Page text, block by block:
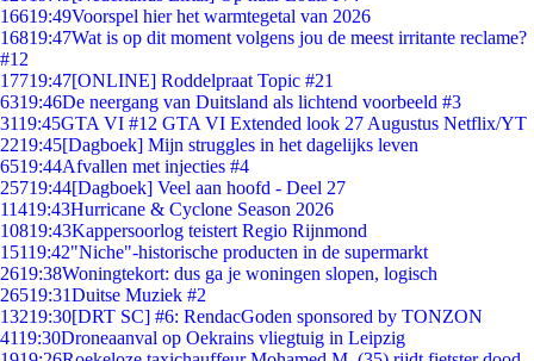
16619:49Voorspel hier het warmtegetal van 2026
16819:47Wat is op dit moment volgens jou de meest irritante reclame?
#12
17719:47[ONLINE] Roddelpraat Topic #21
6319:46De neergang van Duitsland als lichtend voorbeeld #3
3119:45GTA VI #12 GTA VI Extended look 27 Augustus Netflix/YT
2219:45[Dagboek] Mijn struggles in het dagelijks leven
6519:44Afvallen met injecties #4
25719:44[Dagboek] Veel aan hoofd - Deel 27
11419:43Hurricane & Cyclone Season 2026
10819:43Kappersoorlog teistert Regio Rijnmond
15119:42"Niche"-historische producten in de supermarkt
2619:38Woningtekort: dus ga je woningen slopen, logisch
26519:31Duitse Muziek #2
13219:30[DRT SC] #6: RendacGoden sponsored by TONZON
4119:30Droneaanval op Oekrains vliegtuig in Leipzig